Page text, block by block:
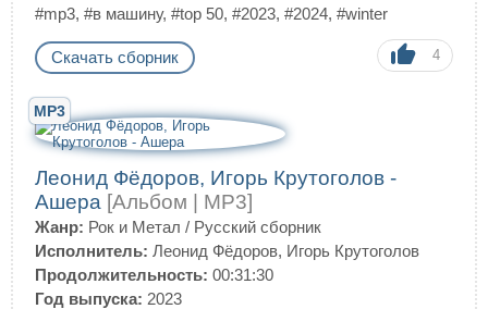
#mp3, #в машину, #top 50, #2023, #2024, #winter
Скачать сборник 4
MP3
Леонид Фёдоров, Игорь Крутоголов -
Ашера [Альбом | MP3]
Жанр: Рок и Метал / Русский сборник
Исполнитель: Леонид Фёдоров, Игорь Крутоголов
Продолжительность: 00:31:30
Год выпуска: 2023